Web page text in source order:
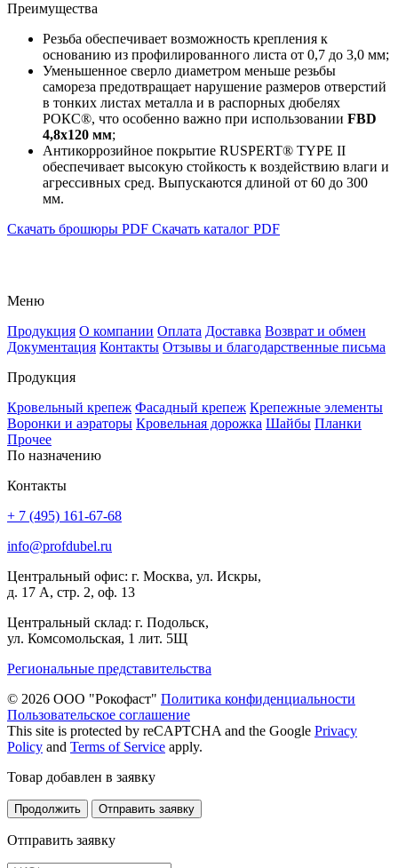
Преимущества
Резьба обеспечивает возможность крепления к
основанию из профилированного листа от 0,7 до 3,0 мм;
Уменьшенное сверло диаметром меньше резьбы
самореза предотвращает нарушение размеров отверстий
в тонких листах металла и в распорных дюбелях
РОКС®, что особенно важно при использовании FBD
4,8x120 мм;
Антикоррозийное покрытие RUSPERT® TYPE II
обеспечивает высокую стойкость к воздействию влаги и
агрессивных сред. Выпускаются длиной от 60 до 300
мм.
Скачать брошюры PDF Скачать каталог PDF
Меню
Продукция О компании Оплата Доставка Возврат и обмен
Документация Контакты Отзывы и благодарственные письма
Продукция
Кровельный крепеж Фасадный крепеж Крепежные элементы
Воронки и аэраторы Кровельная дорожка Шайбы Планки
Прочее
По назначению
Контакты
+ 7 (495) 161-67-68
info@profdubel.ru
Центральный офис: г. Москва, ул. Искры,
д. 17 А, стр. 2, оф. 13
Центральный склад: г. Подольск,
ул. Комсомольская, 1 лит. 5Щ
Региональные представительства
© 2026 ООО "Рокофаст" Политика конфиденциальности
Пользовательское соглашение
This site is protected by reCAPTCHA and the Google Privacy
Policy and Terms of Service apply.
Товар добавлен в заявку
Продолжить Отправить заявку
Отправить заявку